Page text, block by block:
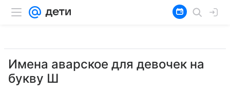
Имена аварское для девочек на
букву Ш